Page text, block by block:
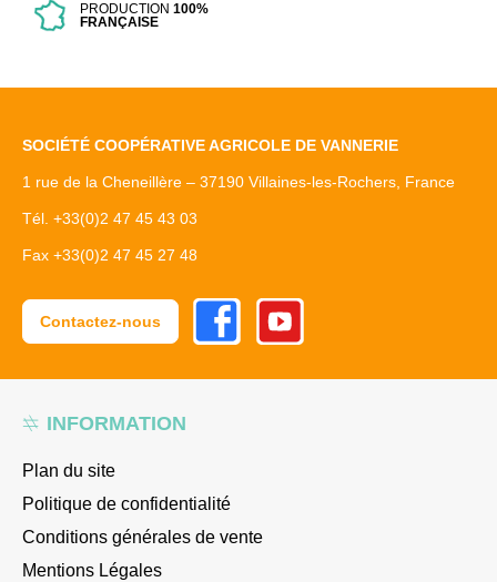
PRODUCTION100%
FRANÇAISE
INFORMATION
Plan du site
Politique de confidentialité
Conditions générales de vente
Mentions Légales
SOCIÉTÉ COOPÉRATIVE AGRICOLE DE VANNERIE
1 rue de la Cheneillère – 37190 Villaines-les-Rochers, France
Tél. +33(0)2 47 45 43 03
Fax +33(0)2 47 45 27 48
Contactez-nous
FacebookYoutube